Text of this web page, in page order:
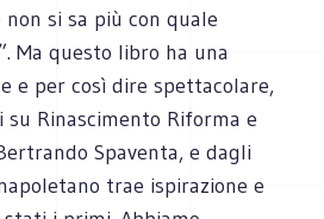
si sa più con quale
Ma questo libro ha una
e per così dire spettacolare,
su Rinascimento Riforma e
Spaventa, e dagli
trae ispirazione e